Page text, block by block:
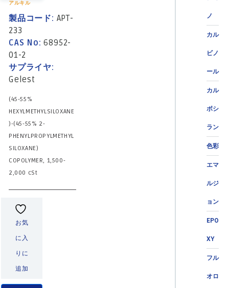
ノ
カル
ビノ
ール
カル
ボシ
ラン
色彩
エマ
ルジ
ョン
EPO
XY
フル
オロ
アルキル
製品コード: APT-
233
CAS No:68952-
01-2
サプライヤ:
Gelest
(45-55%
HEXYLMETHYLSILOXANE
)-(45-55% 2-
PHENYLPROPYLMETHYL
SILOXANE)
COPOLYMER, 1,500-
2,000 cSt
お気
に入
りに
追加